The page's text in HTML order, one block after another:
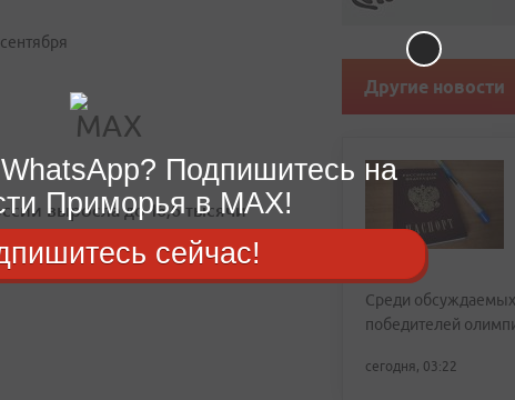
выросла до 16,6 тысячи
на тысячу рублей
Другие новости
Среди
победителей
сегодня, 03:22
Подпишитесь на
Приморья в MAX!
сейчас!